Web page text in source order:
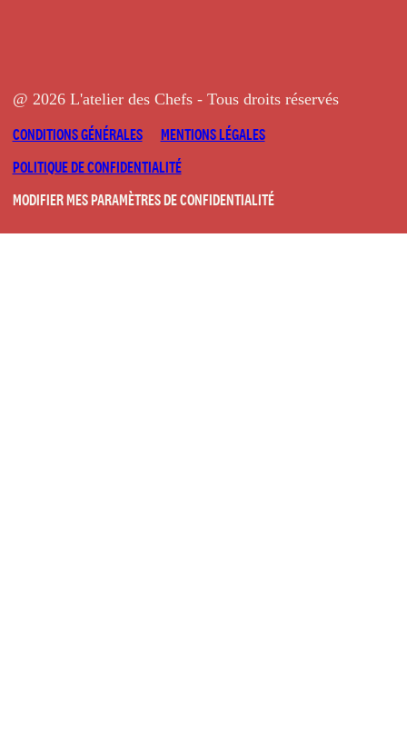
@ 2026 L'atelier des Chefs - Tous droits réservés
CONDITIONS GÉNÉRALES
MENTIONS LÉGALES
POLITIQUE DE CONFIDENTIALITÉ
MODIFIER MES PARAMÈTRES DE CONFIDENTIALITÉ